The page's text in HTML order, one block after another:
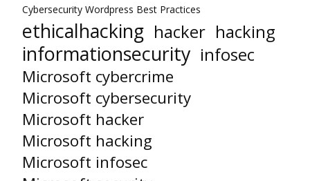
Cybersecurity Wordpress Best Practices
ethicalhacking hacker hacking
informationsecurity infosec
Microsoft cybercrime
Microsoft cybersecurity
Microsoft hacker
Microsoft hacking
Microsoft infosec